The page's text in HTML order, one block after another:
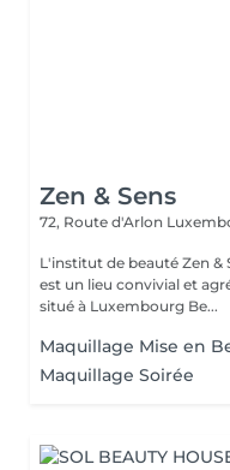
Zen & Sens
72, Route d'Arlon
L'institut de beauté Zen &
est un lieu convivial et
situé à Luxembourg Be...
Maquillage Mise en
Maquillage Soirée